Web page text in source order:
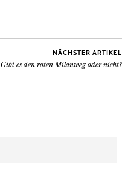
NÄCHSTER ARTIKEL
Gibt es den roten Milanweg oder nicht?